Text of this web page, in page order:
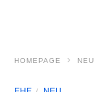
HOMEPAGE NEU